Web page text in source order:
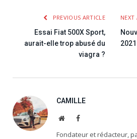
PREVIOUS ARTICLE
Essai Fiat 500X Sport,
aurait-elle trop abusé du
viagra ?
NEXT
CAMILLE
WebsiteFacebook
Fondateur et rédacteur,